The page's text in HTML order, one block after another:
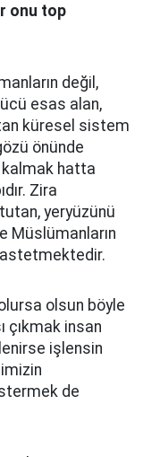
onu top
değil,
esas alan,
küresel sistem
önünde
hatta
Zira
yeryüzünü
Müslümanların
olsun böyle
çıkmak insan
işlensin
de